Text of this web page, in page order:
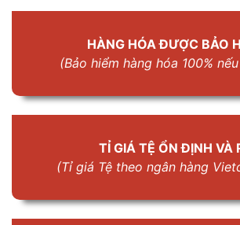
HÀNG HÓA ĐƯỢC BẢO
(Bảo hiểm hàng hóa 100%
TỈ GIÁ TỆ ỔN ĐỊNH VÀ
(Tỉ giá Tệ theo ngân hàng